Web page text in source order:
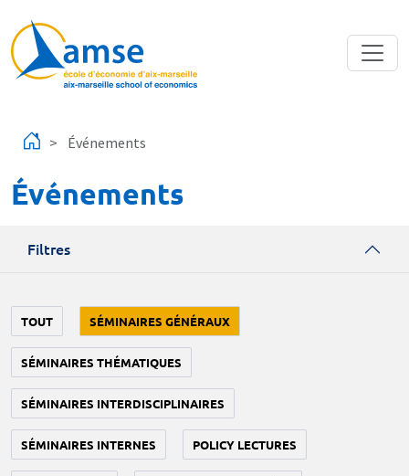
Événements
Événements
Filtres
TOUT SÉMINAIRES GÉNÉRAUX
SÉMINAIRES THÉMATIQUES
SÉMINAIRES INTERDISCIPLINAIRES
SÉMINAIRES INTERNES POLICY LECTURES